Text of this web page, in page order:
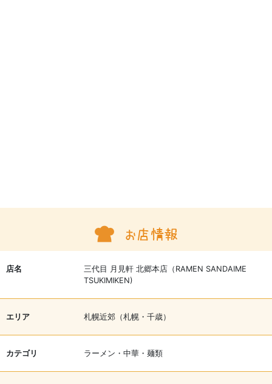
店名
三代目 月見軒 北郷本店（RAMEN SANDAIME
TSUKIMIKEN)
エリア 札幌近郊（札幌・千歳）
カテゴリ ラーメン・中華・麺類